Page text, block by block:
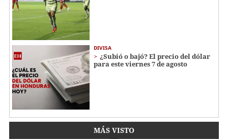
DIVISA
¿Subió o bajó? El precio del dólar
para este viernes 7 de agosto
MÁS VISTO